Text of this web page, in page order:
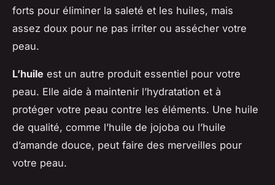
forts pour éliminer la saleté et les huiles, mais
assez doux pour ne pas irriter ou assécher votre
peau.
L’huile est un autre produit essentiel pour votre
peau. Elle aide à maintenir l’hydratation et à
protéger votre peau contre les éléments. Une huile
de qualité, comme l’huile de jojoba ou l’huile
d’amande douce, peut faire des merveilles pour
votre peau.